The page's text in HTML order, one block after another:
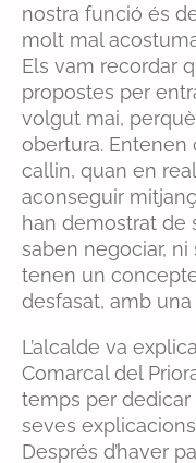
nostra funció és
molt mal
Els vam recordar
propostes per
volgut mai,
obertura. Entenen
callin, quan en
aconseguir
han demostrat de
saben negociar,
tenen un
desfasat, amb
L’alcalde va
Comarcal del
temps per dedicar
seves
Després d’haver